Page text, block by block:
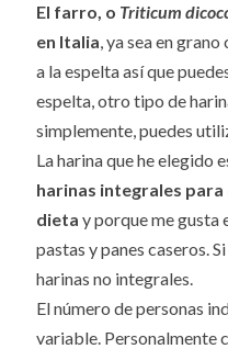
El farro, o Triticum
en Italia, ya sea en
a la espelta así que
espelta, otro tipo de
simplemente, puedes
La harina que he elegido
harinas integrales
dieta y porque me gusta
pastas y panes caseros.
harinas no integrales.
El número de personas
variable. Personalmente